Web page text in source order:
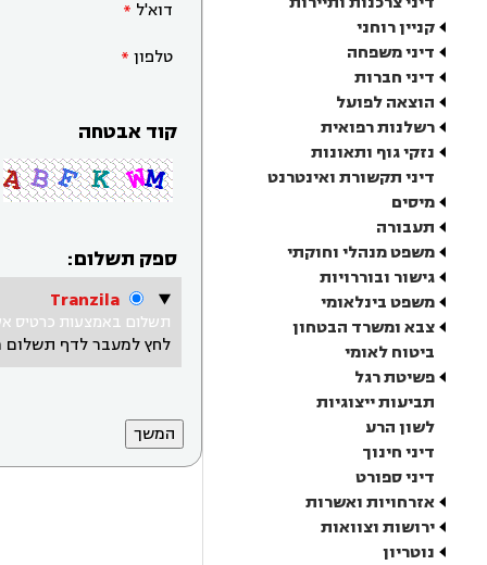
קניין רוחני
דיני משפחה
דיני חברות
הוצאה לפועל
רשלנות רפואית
נזקי גוף ותאונות
דיני תקשורת ואינטרנט
מיסים
תעבורה
משפט מנהלי וחוקתי
גישור ובוררויות
משפט בינלאומי
צבא ומשרד הבטחון
ביטוח לאומי
פשיטת רגל
תביעות ייצוגיות
לשון הרע
דיני חינוך
דיני ספורט
אזרחויות ואשרות
ירושות וצוואות
נוטריון
דוא'ל
טלפון
קוד אבטחה
ספק תשלום:
Tranzila
תשלום באמצעות כרטיס
לחץ למעבר לדף תשלום